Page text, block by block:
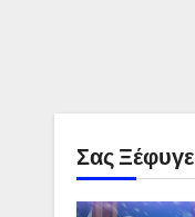
Σας Ξέφυγε